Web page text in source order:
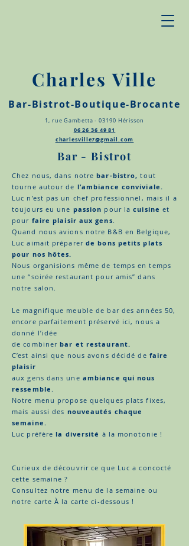
1, rue Gambetta - 03190 Hérisson
06 26 36 49 81
charlesville7@gmail.com
Charles Ville
Bar-Bistrot-Boutique-Brocante
Bar - Bistrot
Chez nous, dans notrebar-bistro,tout
tourne autour de l’ambiance conviviale.
Luc n’est pas un chef professionnel, mais il a
toujours eu une passion pour lacuisine et
pour faire plaisir aux gens.
Quand nous avions notre B&B en Belgique,
Luc aimait préparer de bons petits plats
pour nos hôtes.
Nous organisions même de temps en temps
une “soirée restaurant pour amis” dans
notre salon.
Le magnifique meuble de bar des années 50,
encore parfaitement préservé ici, nous a
donné l’idée
de combinerbar et restaurant.
C’est ainsi que nous avons décidé de faire
plaisir
aux gens dans une ambiance qui nous
ressemble .
Notre menu propose quelques plats fixes,
mais aussi des nouveautés chaque
semaine.
Luc préfèrela diversité à la monotonie !
Curieux de découvrir ce que Luc a concocté
cette semaine ?
Consultez notre menu de la semaine ou
notre carte À la carte ci-dessous !